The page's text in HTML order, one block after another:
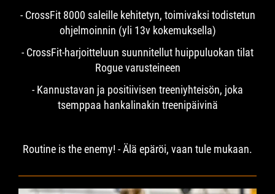
- CrossFit 8000 saleille kehitetyn, toimivaksi todistetun
ohjelmoinnin (yli 13v kokemuksella)
- CrossFit-harjoitteluun suunnitellut huippuluokan tilat
Rogue varusteineen
- Kannustavan ja positiivisen treeniyhteisön, joka
tsemppaa hankalinakin treenipäivinä
Routine is the enemy! - Älä epäröi, vaan tule mukaan.